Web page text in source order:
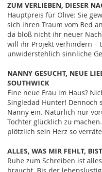
ZUM VERLIEBEN, DIESER
Hauptpreis für Olive: Sie
sich ihren Traum vom Bed
da bloß nicht ihr neuer
will ihr Projekt verhindern –
unwiderstehlich sinnliche
NANNY GESUCHT, NEUE
SOUTHWICK
Eine neue Frau im Haus?
Singledad Hunter! Dennoch
Nanny ein. Natürlich nur
Tochter glücklich zu
plötzlich sein Herz so
ALLES, WAS MIR FEHLT,
Ruhe zum Schreiben ist